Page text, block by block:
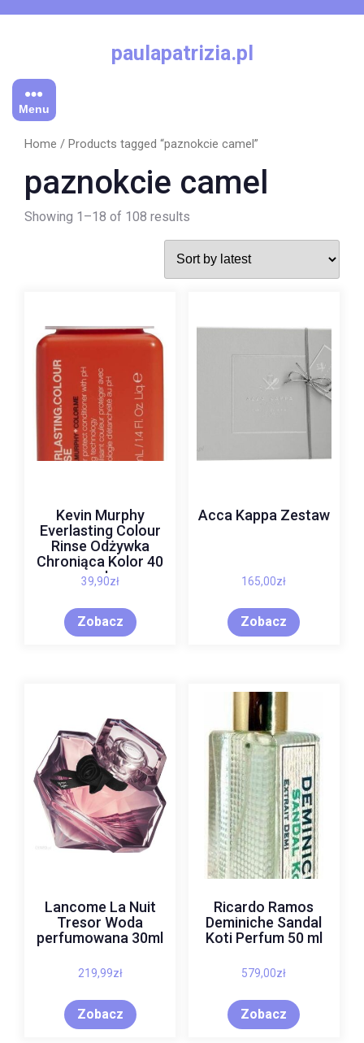
paulapatrizia.pl
Menu
Home / Products tagged “paznokcie camel”
paznokcie camel
Showing 1–18 of 108 results
Kevin Murphy
Everlasting Colour
Rinse Odżywka
Chroniąca Kolor 40
ml
39,90zł
Zobacz
Acca Kappa Zestaw
165,00zł
Zobacz
Lancome La Nuit
Tresor Woda
perfumowana 30ml
219,99zł
Zobacz
Ricardo Ramos
Deminiche Sandal
Koti Perfum 50 ml
579,00zł
Zobacz